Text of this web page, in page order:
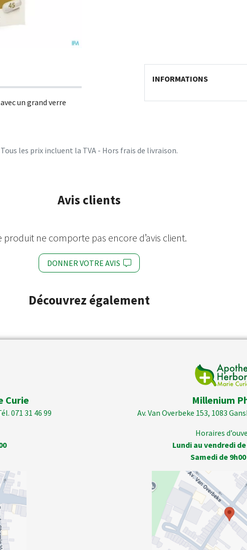
un grand verre
INFORMATIONS
Tous les prix incluent la TVA - Hors frais de livraison.
Avis clients
produit ne comporte pas encore d’avis client.
DONNER VOTRE AVIS
Découvrez également
Curie
071 31 46 99
Millenium
Av. Van Overbeke 153, 1083
Horaires
Lundi au vendredi de
Samedi de 9h00